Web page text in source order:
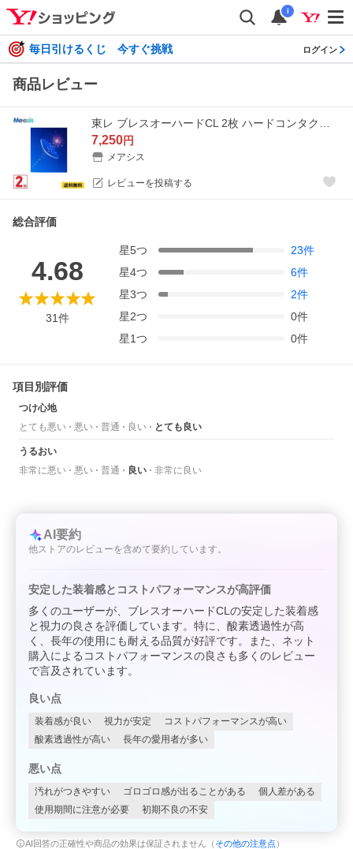
i
毎日引けるくじ 今すぐ挑戦 ログイン
商品レビュー
7,250円
メアシス
レビューを投稿する
総合評価
4.68
31件
星5つ 23件
星4つ 6件
星3つ 2件
星2つ 0件
星1つ 0件
項目別評価
つけ心地
とても悪い
悪い 普通 良い とても良い
うるおい
非常に悪い
悪い 普通 良い 非常に良い
AI要約
他ストアのレビューを含めて要約しています。
安定した装着感とコストパフォーマンスが高評価
多くのユーザーが、ブレスオーハードCLの安定した装着感
と視力の良さを評価しています。特に、酸素透過性が高
く、長年の使用にも耐える品質が好評です。また、ネット
購入によるコストパフォーマンスの良さも多くのレビュー
で言及されています。
良い点
装着感が良い 視力が安定
コストパフォーマンスが高い
酸素透過性が高い
長年の愛用者が多い
悪い点
汚れがつきやすい ゴロゴロ感が出ることがある
個人差がある
使用期間に注意が必要
初期不良の不安
AI回答の正確性や商品の効果は保証されません（ その他の注意点 ）